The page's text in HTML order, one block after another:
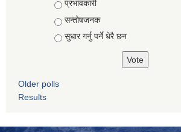
Choices
प्रभावकारी
सन्तोषजनक
सुधार गर्नु पर्ने धेरै छन
Older polls
Results